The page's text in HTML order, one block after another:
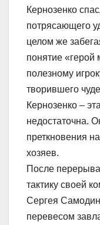
Кернозенко
потрясающего
целом же
понятие
полезному
творившего
Кернозенко –
недостаточна.
преткновения
хозяев.
После
тактику своей
Сергея
перевесом